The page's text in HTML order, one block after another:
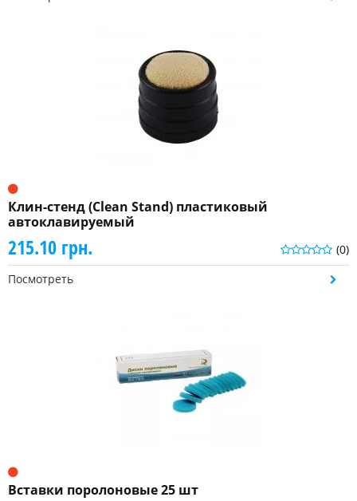
Клин-стенд (Clean Stand) пластиковый
автоклавируемый
(0)
215.10 грн.
Посмотреть
Вставки поролоновые 25 шт